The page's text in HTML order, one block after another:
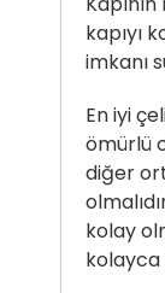
kapıyı
imkanı
En iyi
ömürlü
diğer
kolay